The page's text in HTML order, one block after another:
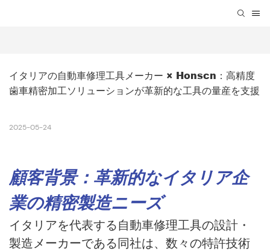
イタリアの自動車修理工具メーカー × Honscn：高精度
歯車精密加工ソリューションが革新的な工具の量産を支援
2025-05-24
顧客背景：革新的なイタリア企
業の精密製造ニーズ
イタリアを代表する自動車修理工具の設計・
製造メーカーである同社は、数々の特許技術